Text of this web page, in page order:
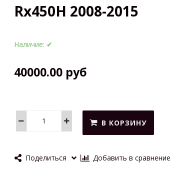
Rx450H 2008-2015
Наличие: ✔
40000.00 руб
В КОРЗИНУ
Поделиться Добавить в сравнение